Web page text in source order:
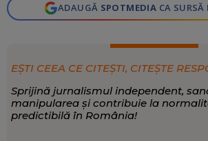
ADAUGĂ SPOTMEDIA CA SURSĂ
EȘTI CEEA CE CITEȘTI, CITEȘTE
Sprijină jurnalismul independent,
manipularea și contribuie la
predictibilă în România!